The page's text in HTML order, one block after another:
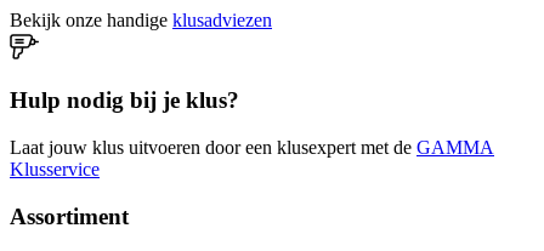
Bekijk onze handige klusadviezen
Hulp nodig bij je klus?
Laat jouw klus uitvoeren door een klusexpert met de GAMMA
Klusservice
Assortiment